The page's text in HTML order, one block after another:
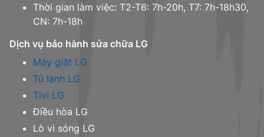
Thời gian làm việc: T2-T6: 7h-20h, T7: 7h-18h30,
CN: 7h-18h
Dịch vụ bảo hành sửa chữa LG
Máy giặt LG
Tủ lạnh LG
Tivi LG
Điều hòa LG
Lò vi sóng LG